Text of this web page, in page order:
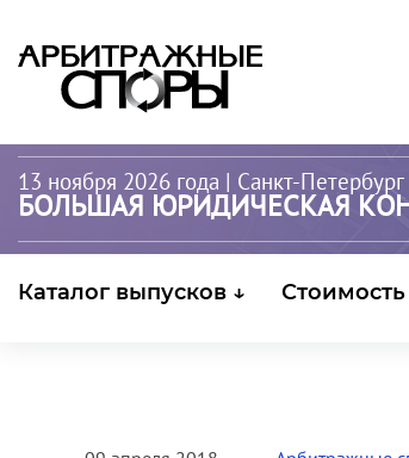
13 ноября 2026 года | Санкт-Петербург
БОЛЬШАЯ ЮРИДИЧЕСКАЯ
Каталог выпусков ↓ Стоимость